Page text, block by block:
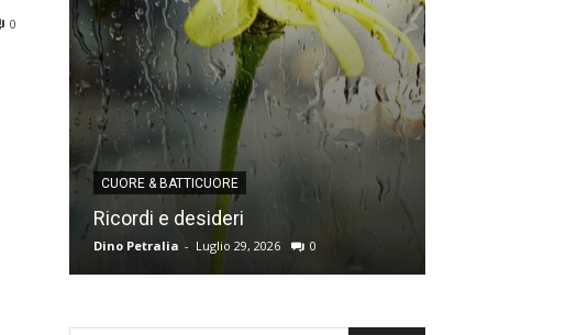
0
CUORE & BATTICUORE
Ricordi e desideri
Dino Petralia - Luglio 29, 2026 0